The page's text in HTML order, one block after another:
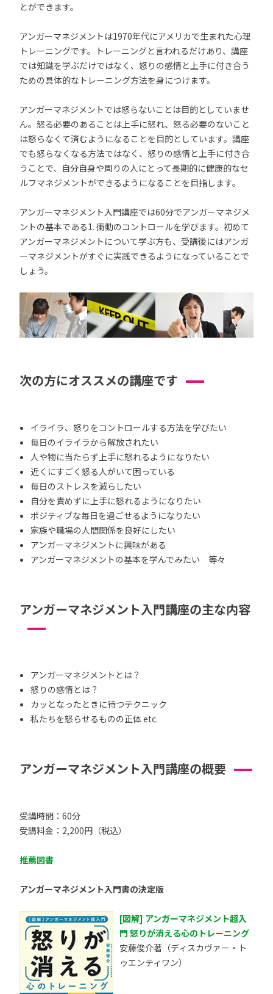
とができます。
アンガーマネジメントは1970年代にアメリカで生まれた心理
トレーニングです。トレーニングと言われるだけあり、講座
では知識を学ぶだけではなく、怒りの感情と上手に付き合う
ための具体的なトレーニング方法を身につけます。
アンガーマネジメントでは怒らないことは目的としていませ
ん。怒る必要のあることは上手に怒れ、怒る必要のないこと
は怒らなくて済むようになることを目的としています。講座
でも怒らなくなる方法ではなく、怒りの感情と上手に付き合
うことで、自分自身や周りの人にとって長期的に健康的なセ
ルフマネジメントができるようになることを目指します。
アンガーマネジメント入門講座では60分でアンガーマネジメ
ントの基本である1. 衝動のコントロールを学びます。初めて
アンガーマネジメントについて学ぶ方も、受講後にはアンガ
ーマネジメントがすぐに実践できるようになっていることで
しょう。
次の方にオススメの講座です
イライラ、怒りをコントロールする方法を学びたい
毎日のイライラから解放されたい
人や物に当たらず上手に怒れるようになりたい
近くにすごく怒る人がいて困っている
毎日のストレスを減らしたい
自分を責めずに上手に怒れるようになりたい
ポジティブな毎日を過ごせるようになりたい
家族や職場の人間関係を良好にしたい
アンガーマネジメントに興味がある
アンガーマネジメントの基本を学んでみたい 等々
アンガーマネジメント入門講座の主な内容
アンガーマネジメントとは？
怒りの感情とは？
カッとなったときに待つテクニック
私たちを怒らせるものの正体 etc.
アンガーマネジメント入門講座の概要
受講時間：60分
受講料金：2,200円（税込）
推薦図書
アンガーマネジメント入門書の決定版
[図解] アンガーマネジメント超入
門 怒りが消える心のトレーニング
安藤俊介著（ディスカヴァー・ト
ゥエンティワン）